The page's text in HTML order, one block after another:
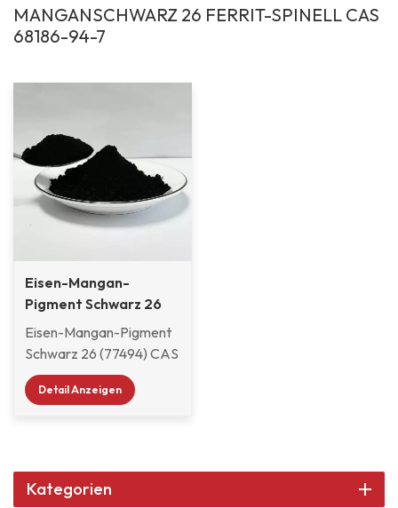
MANGANSCHWARZ 26 FERRIT-SPINELL CAS
68186-94-7
Eisen-Mangan-
Pigment Schwarz 26
(77494)
Eisen-Mangan-Pigment
Schwarz 26 (77494) CAS
68186-94-7 wird durch
eine Hochtemperatur-
verfügt über eine
ausgezeichnete
Detail Anzeigen
Kategorien